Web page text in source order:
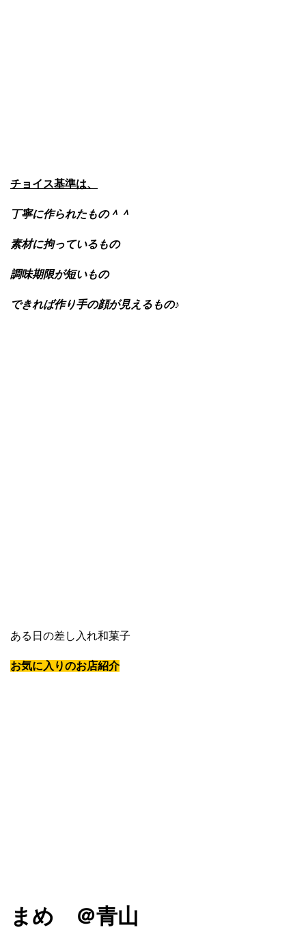
チョイス基準は、
丁寧に作られたもの＾＾
素材に拘っているもの
調味期限が短いもの
できれば作り手の顔が見えるもの♪
ある日の差し入れ和菓子
お気に入りのお店紹介
まめ ＠青山